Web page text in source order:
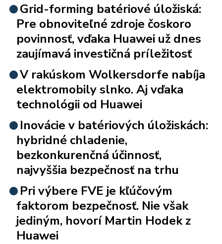
Grid-forming batériové úložiská:
Pre obnoviteľné zdroje čoskoro
povinnosť, vďaka Huawei už dnes
zaujímavá investičná príležitosť
V rakúskom Wolkersdorfe nabíja
elektromobily slnko. Aj vďaka
technológii od Huawei
Inovácie v batériových úložiskách:
hybridné chladenie,
bezkonkurenčná účinnosť,
najvyššia bezpečnosť na trhu
Pri výbere FVE je kľúčovým
faktorom bezpečnosť. Nie však
jediným, hovorí Martin Hodek z
Huawei